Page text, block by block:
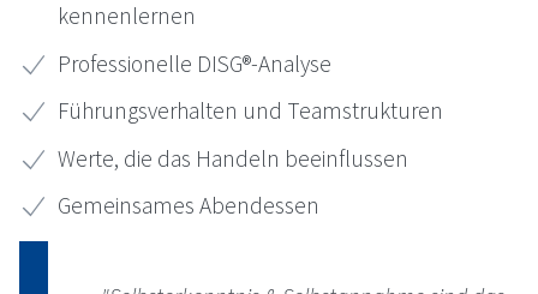
kennenlernen
Professionelle DISG®-Analyse
Führungsverhalten und Teamstrukturen
Werte, die das Handeln beeinflussen
Gemeinsames Abendessen